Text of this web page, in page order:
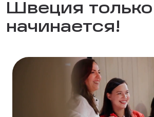
Швеция только
начинается!